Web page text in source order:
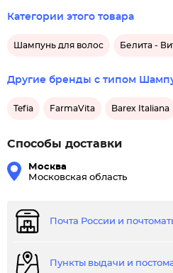
Категории этого товара
Шампунь для волос Белита -
Другие бренды с типом
Tefia FarmaVita Barex Italiana
Способы доставки
Москва
Московская область
Почта России и
Пункты выдачи и